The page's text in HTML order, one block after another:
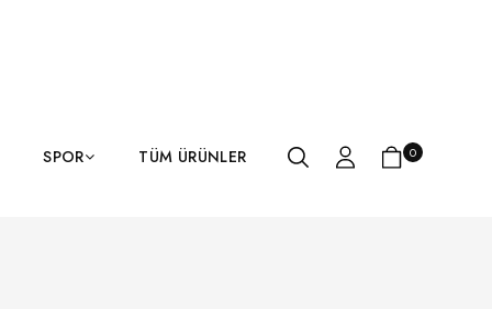
SPOR TÜM ÜRÜNLER 0